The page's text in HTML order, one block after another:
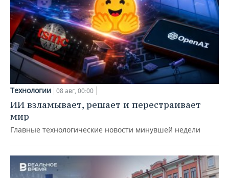
Технологии 08 авг, 00:00
ИИ взламывает, решает и перестраивает
мир
Главные технологические новости минувшей недели